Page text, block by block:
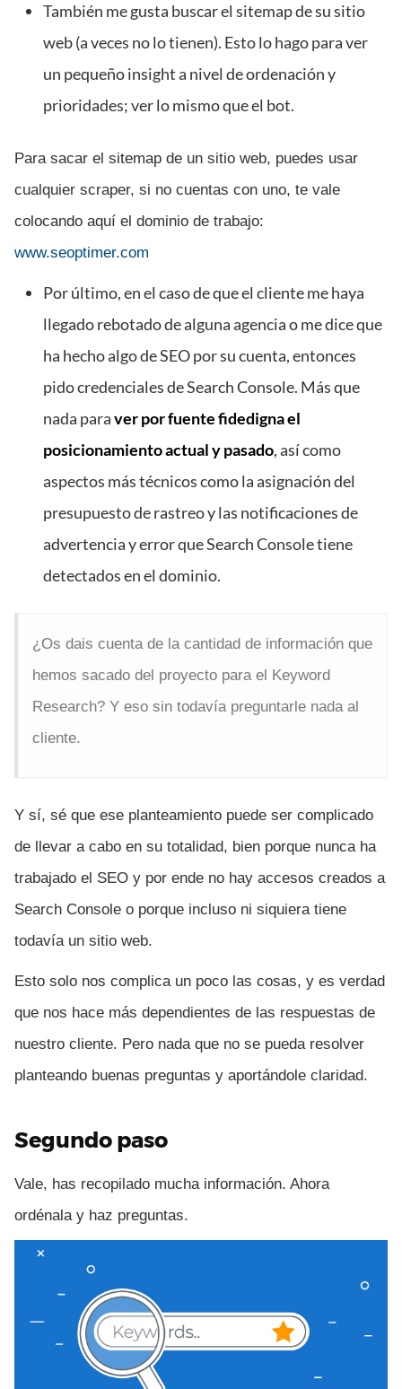
También me gusta buscar el sitemap de su sitio
web (a veces no lo tienen). Esto lo hago para ver
un pequeño insight a nivel de ordenación y
prioridades; ver lo mismo que el bot.
Para sacar el sitemap de un sitio web, puedes usar
cualquier scraper, si no cuentas con uno, te vale
colocando aquí el dominio de trabajo:
www.seoptimer.com
Por último, en el caso de que el cliente me haya
llegado rebotado de alguna agencia o me dice que
ha hecho algo de SEO por su cuenta, entonces
pido credenciales de Search Console. Más que
nada paraver por fuente fidedigna el
posicionamiento actual y pasado, así como
aspectos más técnicos como la asignación del
presupuesto de rastreo y las notificaciones de
advertencia y error que Search Console tiene
detectados en el dominio.
¿Os dais cuenta de la cantidad de información que
hemos sacado del proyecto para el Keyword
Research? Y eso sin todavía preguntarle nada al
cliente.
Y sí, sé que ese planteamiento puede ser complicado
de llevar a cabo en su totalidad, bien porque nunca ha
trabajado el SEO y por ende no hay accesos creados a
Search Console o porque incluso ni siquiera tiene
todavía un sitio web.
Esto solo nos complica un poco las cosas, y es verdad
que nos hace más dependientes de las respuestas de
nuestro cliente. Pero nada que no se pueda resolver
planteando buenas preguntas y aportándole claridad.
Segundo paso
Vale, has recopilado mucha información. Ahora
ordénala y haz preguntas.